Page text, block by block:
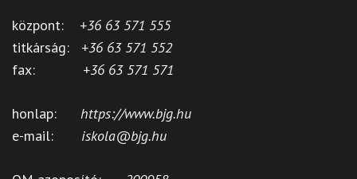
központ: +36 63 571 555
titkárság: +36 63 571 552
fax: +36 63 571 571
honlap: https://www.bjg.hu
e-mail: iskola@bjg.hu